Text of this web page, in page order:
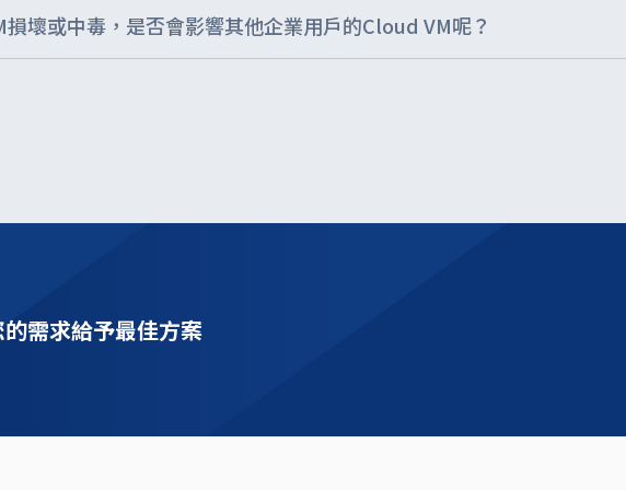
配發1個公用對外實體IP，申請3個Cloud VM就是給予3個對外實體IP提供連線。如有特
壞或中毒，是否會影響其他企業用戶的Cloud VM呢？
立每個客戶在資料交換時的識別，所以客戶與客戶之間的VM主機OS異常時，並不會影響其
需求給予最佳方案